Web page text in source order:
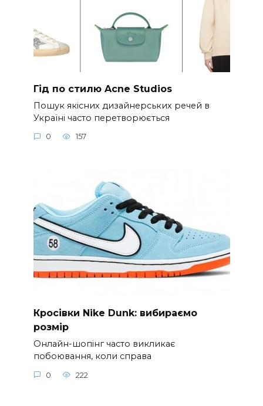
Гід по стилю Acne Studios
Пошук якісних дизайнерських речей в
Україні часто перетворюється
0 157
Кросівки Nike Dunk: вибираємо
розмір
Онлайн-шопінг часто викликає
побоювання, коли справа
0 222